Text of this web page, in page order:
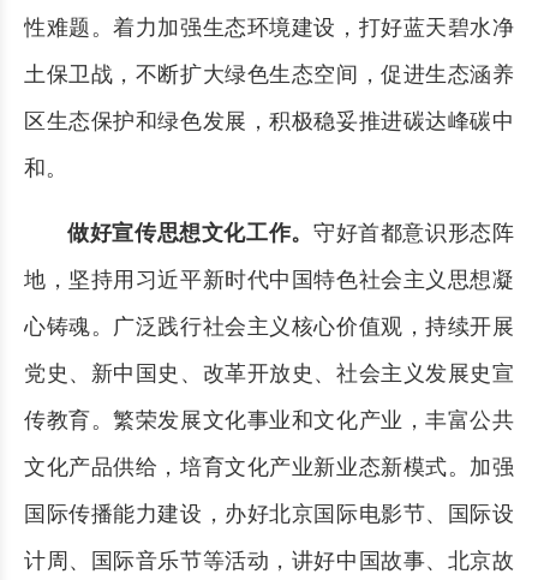
性难题。着力加强生态环境建设，打好蓝天碧水净
土保卫战，不断扩大绿色生态空间，促进生态涵养
区生态保护和绿色发展，积极稳妥推进碳达峰碳中
和。
做好宣传思想文化工作。 守好首都意识形态阵
地，坚持用习近平新时代中国特色社会主义思想凝
心铸魂。广泛践行社会主义核心价值观，持续开展
党史、新中国史、改革开放史、社会主义发展史宣
传教育。繁荣发展文化事业和文化产业，丰富公共
文化产品供给，培育文化产业新业态新模式。加强
国际传播能力建设，办好北京国际电影节、国际设
计周、国际音乐节等活动，讲好中国故事、北京故